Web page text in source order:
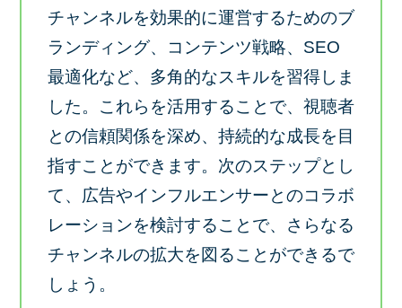
チャンネルを効果的に運営するためのブ
ランディング、コンテンツ戦略、SEO
最適化など、多角的なスキルを習得しま
した。これらを活用することで、視聴者
との信頼関係を深め、持続的な成長を目
指すことができます。次のステップとし
て、広告やインフルエンサーとのコラボ
レーションを検討することで、さらなる
チャンネルの拡大を図ることができるで
しょう。